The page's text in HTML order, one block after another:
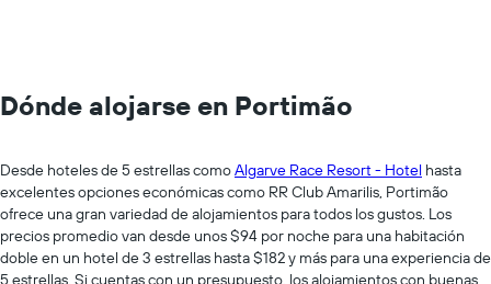
Dónde alojarse en Portimão
Desde hoteles de 5 estrellas comoAlgarve Race Resort - Hotel hasta
excelentes opciones económicas como RR Club Amarilis, Portimão
ofrece una gran variedad de alojamientos para todos los gustos. Los
precios promedio van desde unos $94 por noche para una habitación
doble en un hotel de 3 estrellas hasta $182 y más para una experiencia de
5 estrellas. Si cuentas con un presupuesto, los alojamientos con buenas